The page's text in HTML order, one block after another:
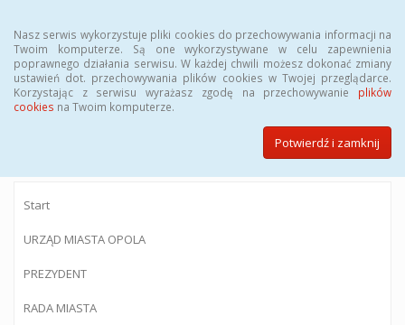
Nasz serwis wykorzystuje pliki cookies do przechowywania informacji na
Twoim komputerze. Są one wykorzystywane w celu zapewnienia
poprawnego działania serwisu. W każdej chwili możesz dokonać zmiany
ustawień dot. przechowywania plików cookies w Twojej przeglądarce.
Korzystając z serwisu wyrażasz zgodę na przechowywanie plików
cookies na Twoim komputerze.
Potwierdź i zamknij
BIULETYN INFORMACJI PUBLICZNEJ
Urzędu Miasta Opola
Start
URZĄD MIASTA OPOLA
PREZYDENT
RADA MIASTA